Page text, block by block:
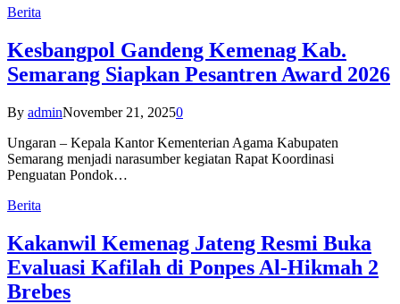
Berita
Kesbangpol Gandeng Kemenag Kab.
Semarang Siapkan Pesantren Award 2026
By adminNovember 21, 20250
Ungaran – Kepala Kantor Kementerian Agama Kabupaten
Semarang menjadi narasumber kegiatan Rapat Koordinasi
Penguatan Pondok…
Berita
Kakanwil Kemenag Jateng Resmi Buka
Evaluasi Kafilah di Ponpes Al-Hikmah 2
Brebes